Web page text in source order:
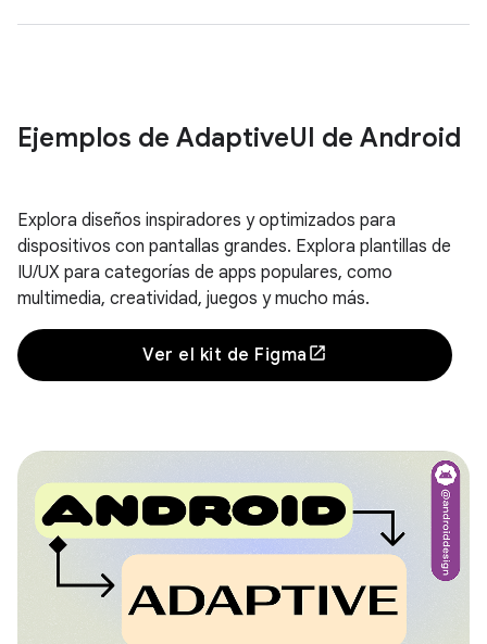
Ejemplos de AdaptiveUI de Android
Explora diseños inspiradores y optimizados para
dispositivos con pantallas grandes. Explora plantillas de
IU/UX para categorías de apps populares, como
multimedia, creatividad, juegos y mucho más.
Ver el kit de Figma